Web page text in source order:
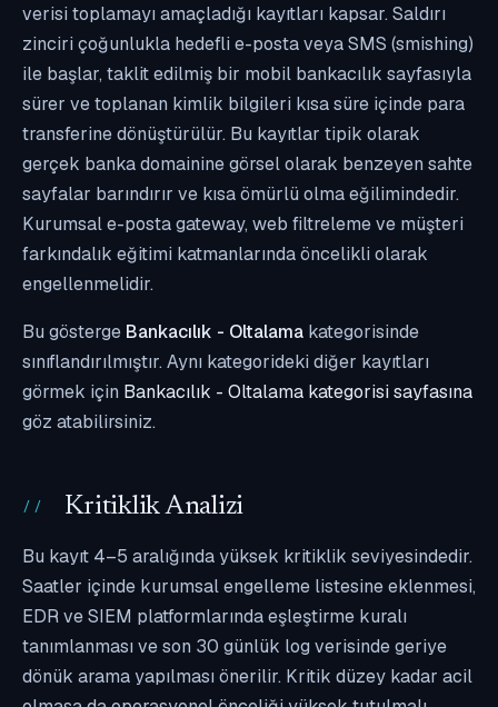
verisi toplamayı amaçladığı kayıtları kapsar. Saldırı
zinciri çoğunlukla hedefli e-posta veya SMS (smishing)
ile başlar, taklit edilmiş bir mobil bankacılık sayfasıyla
sürer ve toplanan kimlik bilgileri kısa süre içinde para
transferine dönüştürülür. Bu kayıtlar tipik olarak
gerçek banka domainine görsel olarak benzeyen sahte
sayfalar barındırır ve kısa ömürlü olma eğilimindedir.
Kurumsal e-posta gateway, web filtreleme ve müşteri
farkındalık eğitimi katmanlarında öncelikli olarak
engellenmelidir.
Bu gösterge Bankacılık - Oltalama kategorisinde
sınıflandırılmıştır. Aynı kategorideki diğer kayıtları
görmek için Bankacılık - Oltalama kategorisi sayfasına
göz atabilirsiniz.
Kritiklik Analizi
Bu kayıt 4–5 aralığında yüksek kritiklik seviyesindedir.
Saatler içinde kurumsal engelleme listesine eklenmesi,
EDR ve SIEM platformlarında eşleştirme kuralı
tanımlanması ve son 30 günlük log verisinde geriye
dönük arama yapılması önerilir. Kritik düzey kadar acil